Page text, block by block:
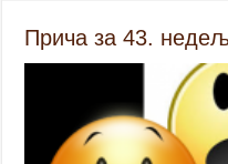
Прича за 43.